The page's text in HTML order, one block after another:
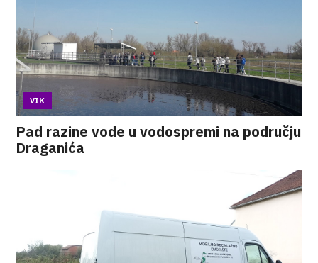
VIK
Pad razine vode u vodospremi na području
Draganića